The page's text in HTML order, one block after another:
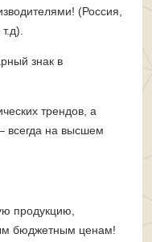
(Россия,
знак в
трендов, а
всегда на высшем
продукцию,
бюджетным ценам!